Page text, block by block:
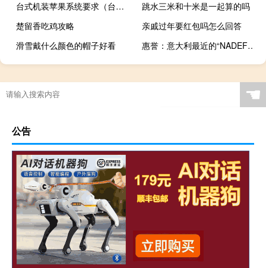
台式机装苹果系统要求（台式机装苹果系统）
跳水三米和十米是一起算的吗
楚留香吃鸡攻略
亲戚过年要红包吗怎么回答
滑雪戴什么颜色的帽子好看
惠誉：意大利最近的“NADEF”计划中修订的预测相对于先前的目标来说代表了财政政策的显著放松
☚
公告